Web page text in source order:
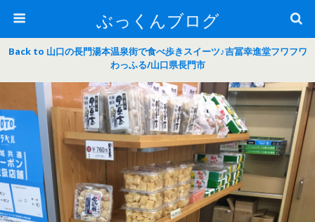
ぶっくんブログ
Back to 山口の長門湯本温泉街で食べ歩きスイーツ♪吉冨幸進堂フワフワ
わっふる/山口県長門市